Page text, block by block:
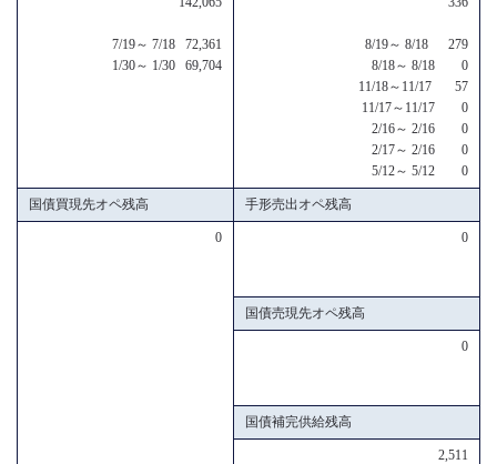
7/19～ 7/18 72,361
1/30～ 1/30 69,704
8/19～ 8/18 279
8/18～ 8/18 0
11/18～11/17 57
11/17～11/17 0
2/16～ 2/16 0
2/17～ 2/16 0
5/12～ 5/12 0
国債買現先オペ残高 手形売出オペ残高
0 0
国債売現先オペ残高
0
国債補完供給残高
2,511